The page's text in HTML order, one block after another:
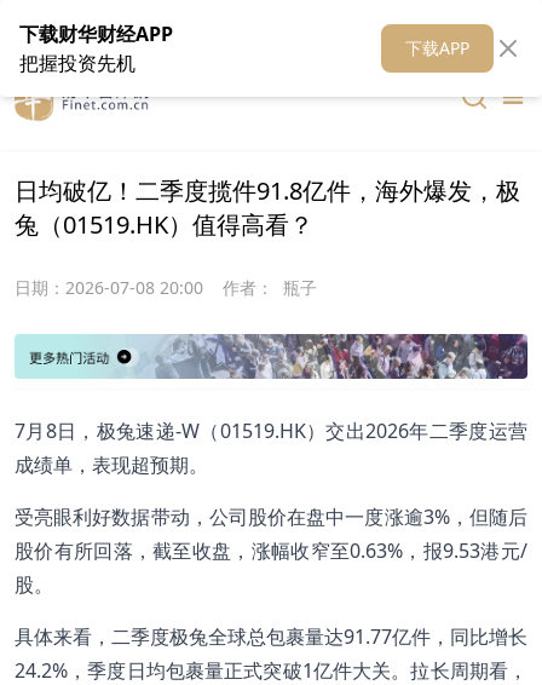
在线客服 关于我们 财华媒体矩阵 财华智库
日均破亿！二季度揽件91.8亿件，海外爆发，极
兔（01519.HK）值得高看？
日期： 2026-07-08 20:00 作者： 瓶子
7月8日，极兔速递-W（01519.HK）交出2026年二季度运营
成绩单，表现超预期。
受亮眼利好数据带动，公司股价在盘中一度涨逾3%，但随后
股价有所回落，截至收盘，涨幅收窄至0.63%，报9.53港元/
股。
具体来看，二季度极兔全球总包裹量达91.77亿件，同比增长
24.2%，季度日均包裹量正式突破1亿件大关。拉长周期看，
下载财华财经APP
把握投资先机
下载APP